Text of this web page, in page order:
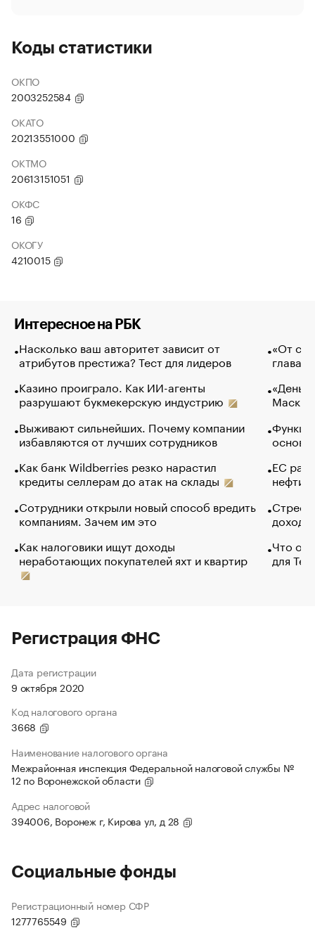
Коды статистики
ОКПО
2003252584
ОКАТО
20213551000
ОКТМО
20613151051
ОКФС
16
ОКОГУ
4210015
Интересное на РБК
Насколько ваш авторитет зависит от
атрибутов престижа? Тест для лидеров
Казино проиграло. Как ИИ-агенты
разрушают букмекерскую индустрию
Выживают сильнейших. Почему компании
избавляются от лучших сотрудников
Как банк Wildberries резко нарастил
кредиты селлерам до атак на склады
Сотрудники открыли новый способ вредить
компаниям. Зачем им это
Как налоговики ищут доходы
неработающих покупателей яхт и квартир
«От
глава
Маск в
основ
ЕС
нефти
Что
для
Регистрация ФНС
Дата регистрации
9 октября 2020
Код налогового органа
3668
Наименование налогового органа
Межрайонная инспекция Федеральной налоговой службы №
12 по Воронежской области
Адрес налоговой
394006, Воронеж г, Кирова ул, д 28
Социальные фонды
Регистрационный номер СФР
1277765549